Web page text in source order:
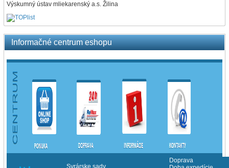
Výskumný ústav mliekarenský a.s. Žilina
Informačné centrum eshopu
Syrárske sady
Doprava